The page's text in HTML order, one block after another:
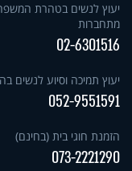
יעוץ לנשים בטהרת
מתחברות
02-6301516
יעוץ תמיכה וסיוע לנשים
052-9551591
הזמנת חוגי בית (בחינם)
073-2221290